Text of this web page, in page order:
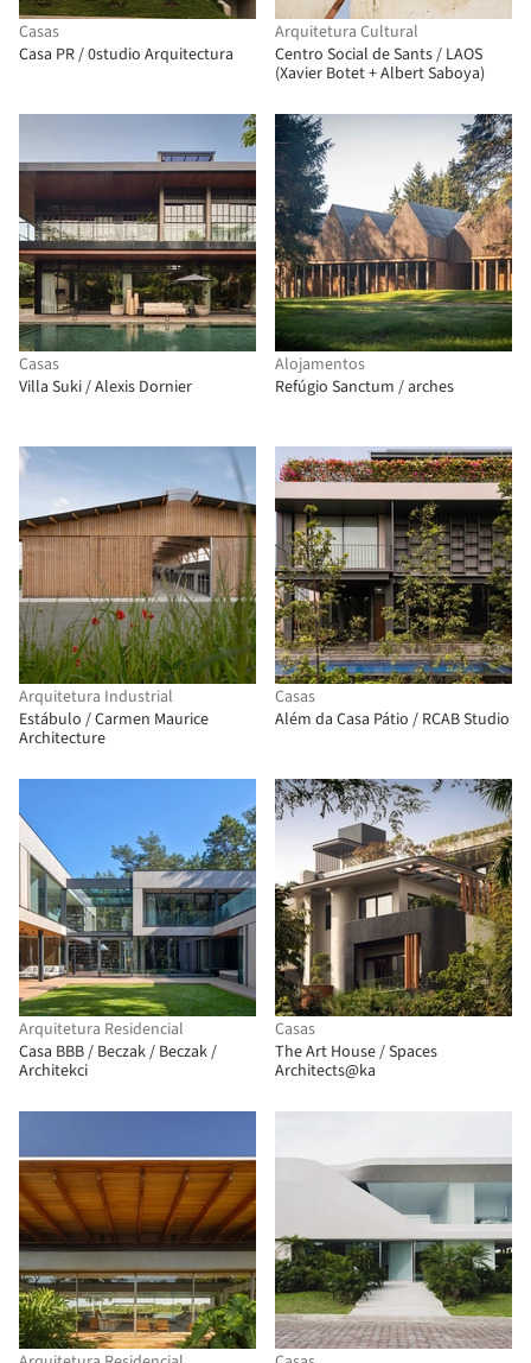
Casas
Casa PR / 0studio Arquitectura
Arquitetura Cultural
Centro Social de Sants / LAOS
(Xavier Botet + Albert Saboya)
Casas
Villa Suki / Alexis Dornier
Alojamentos
Refúgio Sanctum / arches
Arquitetura Industrial
Estábulo / Carmen Maurice
Architecture
Casas
Além da Casa Pátio / RCAB Studio
Arquitetura Residencial
Casa BBB / Beczak / Beczak /
Architekci
Casas
The Art House / Spaces
Architects@ka